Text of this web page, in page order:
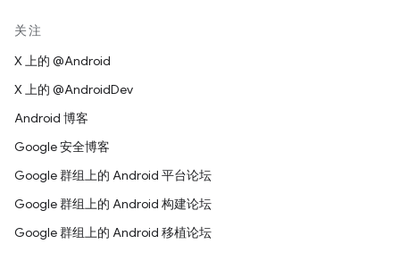
关注
X 上的 @Android
X 上的 @AndroidDev
Android 博客
Google 安全博客
Google 群组上的 Android 平台论坛
Google 群组上的 Android 构建论坛
Google 群组上的 Android 移植论坛